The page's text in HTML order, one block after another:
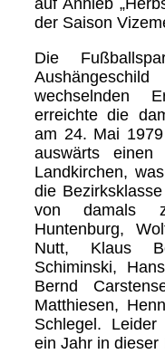
der Saison
Die
wechselnden
erreichte die
am 24. Mai
auswärts
Landkirchen,
die
von damals
Huntenburg,
Nutt, Klaus
Schiminski,
Bernd
Matthiesen,
Schlegel.
ein Jahr in dieser